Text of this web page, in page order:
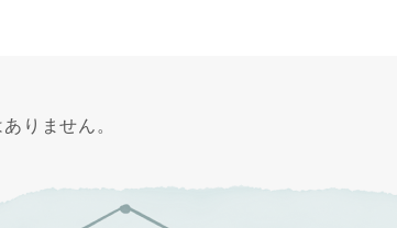
りません。